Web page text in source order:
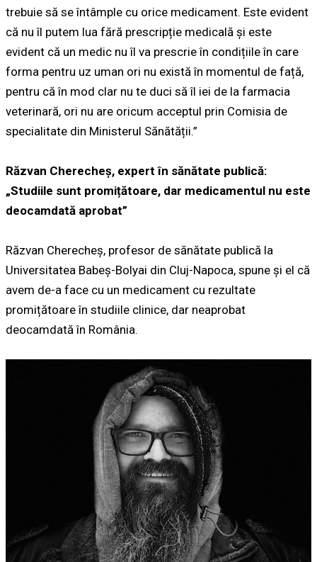
trebuie să se întâmple cu orice medicament. Este evident
că nu îl putem lua fără prescripție medicală și este
evident că un medic nu îl va prescrie în condițiile în care
forma pentru uz uman ori nu există în momentul de față,
pentru că în mod clar nu te duci să îl iei de la farmacia
veterinară, ori nu are oricum acceptul prin Comisia de
specialitate din Ministerul Sănătății.”
Răzvan Cherecheș, expert în sănătate publică:
„Studiile sunt promițătoare, dar medicamentul nu este
deocamdată aprobat”
Răzvan Cherecheș, profesor de sănătate publică la
Universitatea Babeș-Bolyai din Cluj-Napoca, spune și el că
avem de-a face cu un medicament cu rezultate
promițătoare în studiile clinice, dar neaprobat
deocamdată în România.